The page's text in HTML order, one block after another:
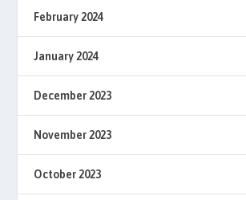
February 2024
January 2024
December 2023
November 2023
October 2023